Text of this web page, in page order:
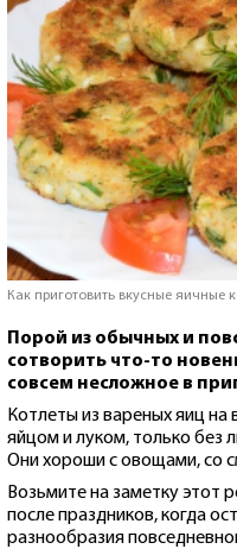
Как приготовить вкусные яичные
Порой из обычных и
сотворить что-то
совсем несложное в
Котлеты из вареных яиц на
яйцом и луком, только без
Они хороши с овощами, со
Возьмите на заметку этот
после праздников, когда
разнообразия